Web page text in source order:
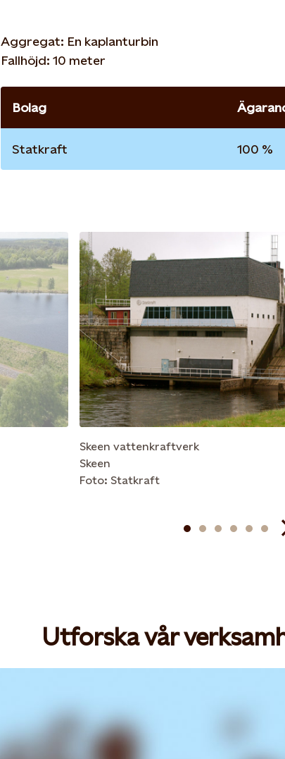
Aggregat: En kaplanturbin
Fallhöjd: 10 meter
Bolag
Statkraft 100 %
Skeen vattenkraftverk
Skeen
Foto: Statkraft
Utforska vår